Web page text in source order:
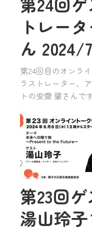
トレー
ん 2024/
第24回目のオンラ
ラストレーター、
トの安齋 肇さんです
第23回
湯山玲